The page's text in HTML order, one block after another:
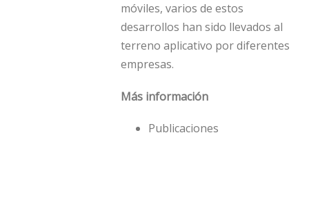
móviles, varios de estos
desarrollos han sido llevados al
terreno aplicativo por diferentes
empresas.
Más información
Publicaciones